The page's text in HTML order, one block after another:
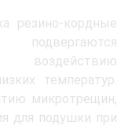
резино-кордные
подвергаются
воздействию
температур.
микротрещин,
для подушки при